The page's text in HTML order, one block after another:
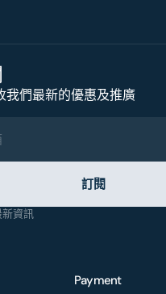
我們最新的優惠及推廣
訂閱
資訊
Payment